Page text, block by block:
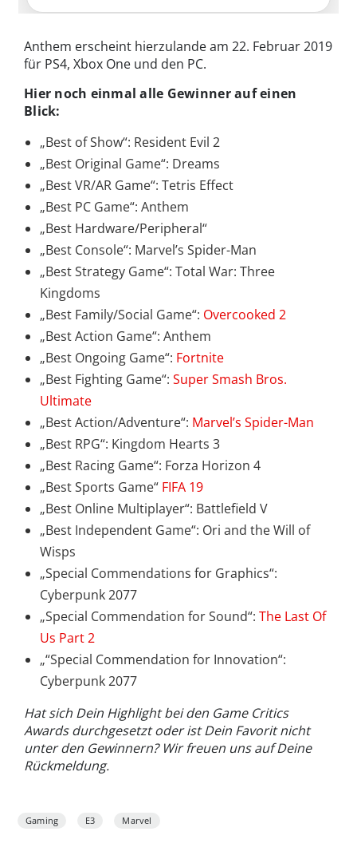
Anthem erscheint hierzulande am 22. Februar 2019
für PS4, Xbox One und den PC.
Hier noch einmal alle Gewinner auf einen
Blick:
„Best of Show“: Resident Evil 2
„Best Original Game“: Dreams
„Best VR/AR Game“: Tetris Effect
„Best PC Game“: Anthem
„Best Hardware/Peripheral“
„Best Console“: Marvel’s Spider-Man
„Best Strategy Game“: Total War: Three
Kingdoms
„Best Family/Social Game“: Overcooked 2
„Best Action Game“: Anthem
„Best Ongoing Game“: Fortnite
„Best Fighting Game“: Super Smash Bros.
Ultimate
„Best Action/Adventure“: Marvel’s Spider-Man
„Best RPG“: Kingdom Hearts 3
„Best Racing Game“: Forza Horizon 4
„Best Sports Game“ FIFA 19
„Best Online Multiplayer“: Battlefield V
„Best Independent Game“: Ori and the Will of
Wisps
„Special Commendations for Graphics“:
Cyberpunk 2077
„Special Commendation for Sound“: The Last Of
Us Part 2
„“Special Commendation for Innovation“:
Cyberpunk 2077
Hat sich Dein Highlight bei den Game Critics
Awards durchgesetzt oder ist Dein Favorit nicht
unter den Gewinnern? Wir freuen uns auf Deine
Rückmeldung.
Gaming E3 Marvel